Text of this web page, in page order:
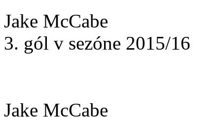
Jake McCabe
3. gól v sezóne 2015/16
Jake McCabe